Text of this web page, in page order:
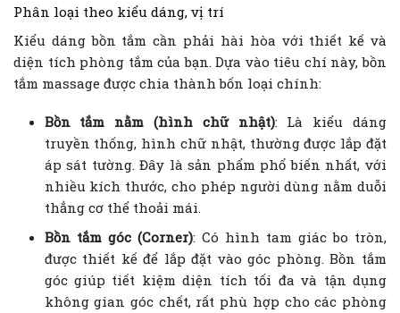
Phân loại theo kiểu dáng, vị trí
Kiểu dáng bồn tắm cần phải hài hòa với thiết kế và
diện tích phòng tắm của bạn. Dựa vào tiêu chí này, bồn
tắm massage được chia thành bốn loại chính:
Bồn tắm nằm (hình chữ nhật): Là kiểu dáng
truyền thống, hình chữ nhật, thường được lắp đặt
áp sát tường. Đây là sản phẩm phổ biến nhất, với
nhiều kích thước, cho phép người dùng nằm duỗi
thẳng cơ thể thoải mái.
Bồn tắm góc (Corner): Có hình tam giác bo tròn,
được thiết kế để lắp đặt vào góc phòng. Bồn tắm
góc giúp tiết kiệm diện tích tối đa và tận dụng
không gian góc chết, rất phù hợp cho các phòng